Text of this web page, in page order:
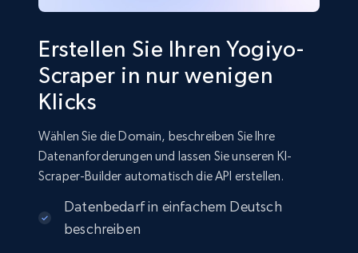
Erstellen Sie Ihren Yogiyo-
Scraper in nur wenigen
Klicks
Wählen Sie die Domain, beschreiben Sie Ihre
Datenanforderungen und lassen Sie unseren KI-
Scraper-Builder automatisch die API erstellen.
Datenbedarf in einfachem Deutsch
beschreiben